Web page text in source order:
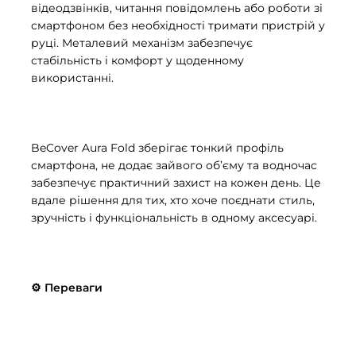
відеодзвінків, читання повідомлень або роботи зі
смартфоном без необхідності тримати пристрій у
руці. Металевий механізм забезпечує
стабільність і комфорт у щоденному
використанні.
BeCover Aura Fold зберігає тонкий профіль
смартфона, не додає зайвого об’єму та водночас
забезпечує практичний захист на кожен день. Це
вдале рішення для тих, хто хоче поєднати стиль,
зручність і функціональність в одному аксесуарі.
⚙️ Переваги